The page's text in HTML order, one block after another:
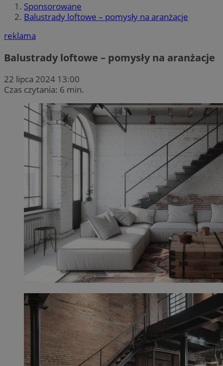
Sponsorowane
Balustrady loftowe – pomysły na aranżacje
reklama
Balustrady loftowe – pomysły na aranżacje
22 lipca 2024 13:00
Czas czytania: 6 min.